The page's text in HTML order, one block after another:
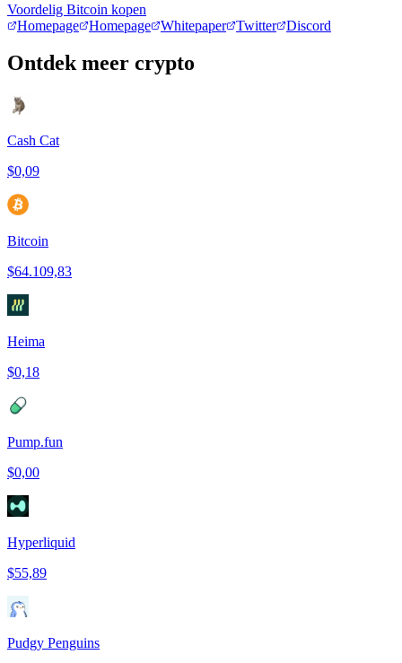
Voordelig Bitcoin kopen
Homepage
Homepage Whitepaper Twitter Discord
Ontdek meer crypto
Cash Cat
$0,09
Bitcoin
$64.109,83
Heima
$0,18
Pump.fun
$0,00
Hyperliquid
$55,89
Pudgy Penguins